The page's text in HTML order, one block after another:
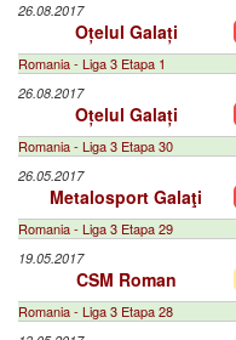
26.08.2017
Oțelul Galați
Romania - Liga 3 Etapa 1
26.08.2017
Oțelul Galați
Romania - Liga 3 Etapa 30
26.05.2017
Metalosport Galaţi
Romania - Liga 3 Etapa 29
19.05.2017
CSM Roman
Romania - Liga 3 Etapa 28